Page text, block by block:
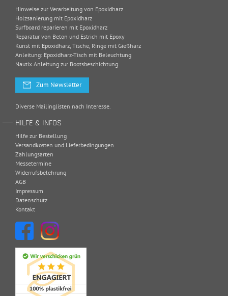
Hinweise zur Verarbeitung von Epoxidharz
Holzsanierung mit Epoxidharz
Surfboard reparieren mit Epoxidharz
Reparatur von Beton und Estrich mit Epoxy
Kunst mit Epoxidharz, Tische, Ringe mit Gießharz
Anleitung: Epoxidharz-Tisch mit Beleuchtung
Nautix Anleitung zur Bootsbeschichtung
Zum Newsletter
Diverse Mailinglisten nach Interesse.
HILFE & INFOS
Hilfe zur Bestellung
Versandkosten und Lieferbedingungen
Zahlungsarten
Messetermine
Widerrufsbelehrung
AGB
Impressum
Datenschutz
Kontakt